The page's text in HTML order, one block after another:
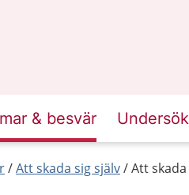
& besvär
Att skada sig själv Att